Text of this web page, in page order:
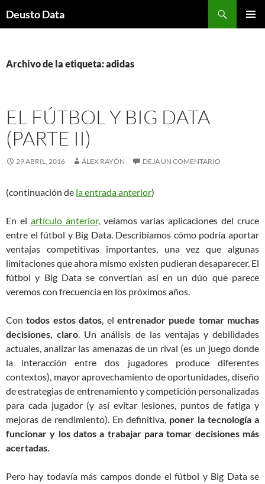
Deusto Data
Archivo de la etiqueta: adidas
EL FÚTBOL Y BIG DATA
(PARTE II)
29 ABRIL, 2016 ÁLEX RAYÓN DEJA UN COMENTARIO
(continuación de la entrada anterior)
En el artículo anterior, veíamos varias aplicaciones del cruce
entre el fútbol y Big Data. Describíamos cómo podría aportar
ventajas competitivas importantes, una vez que algunas
limitaciones que ahora mismo existen pudieran desaparecer. El
fútbol y Big Data se convertían así en un dúo que parece
veremos con frecuencia en los próximos años.
Contodos estos datos, el entrenador puede tomar muchas
decisiones, claro. Un análisis de las ventajas y debilidades
actuales, analizar las amenazas de un rival (es un juego donde
la interacción entre dos jugadores produce diferentes
contextos), mayor aprovechamiento de oportunidades, diseño
de estrategias de entrenamiento y competición personalizadas
para cada jugador (y así evitar lesiones, puntos de fatiga y
mejoras de rendimiento). En definitiva, poner la tecnología a
funcionar y los datos a trabajar para tomar decisiones más
acertadas.
Pero hay todavía más campos donde el fútbol y Big Data se